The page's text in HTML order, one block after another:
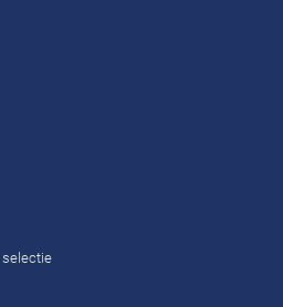
selectie